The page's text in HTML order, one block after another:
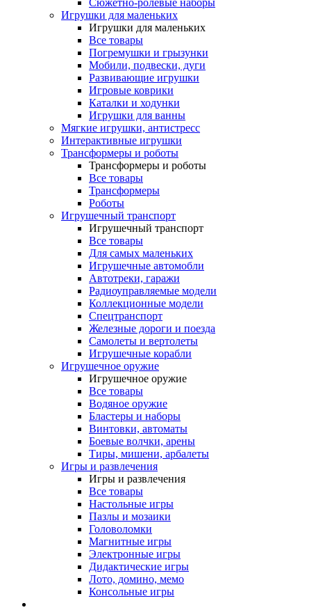
Сюжетно-ролевые наборы
Игрушки для маленьких
Игрушки для маленьких
Все товары
Погремушки и грызунки
Мобили, подвески, дуги
Развивающие игрушки
Игровые коврики
Каталки и ходунки
Игрушки для ванны
Мягкие игрушки, антистресс
Интерактивные игрушки
Трансформеры и роботы
Трансформеры и роботы
Все товары
Трансформеры
Роботы
Игрушечный транспорт
Игрушечный транспорт
Все товары
Для самых маленьких
Игрушечные автомобли
Автотреки, гаражи
Радиоуправляемые модели
Коллекционные модели
Спецтранспорт
Железные дороги и поезда
Самолеты и вертолеты
Игрушечные корабли
Игрушечное оружие
Игрушечное оружие
Все товары
Водяное оружие
Бластеры и наборы
Винтовки, автоматы
Боевые волчки, арены
Тиры, мишени, арбалеты
Игры и развлечения
Игры и развлечения
Все товары
Настольные игры
Пазлы и мозаики
Головоломки
Магнитные игры
Электронные игры
Дидактические игры
Лото, домино, мемо
Консольные игры